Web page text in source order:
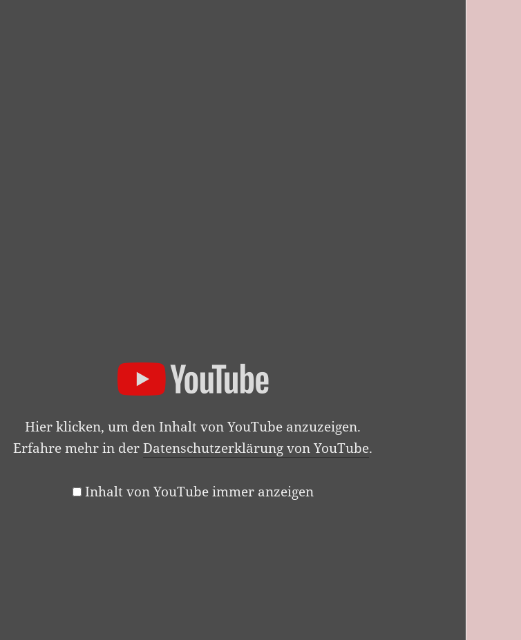
Hier klicken, um den Inhalt von YouTube anzuzeigen.
Erfahre mehr in derDatenschutzerklärung von YouTube.
Inhalt von YouTube immer anzeigen